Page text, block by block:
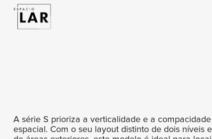
A série S prioriza a verticalidade e a
espacial. Com o seu layout distinto de dois níveis